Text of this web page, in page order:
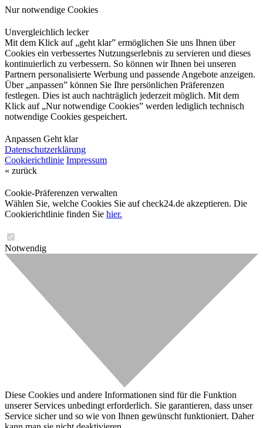
Nur notwendige Cookies
Unvergleichlich lecker
Mit dem Klick auf „geht klar” ermöglichen Sie uns Ihnen über
Cookies ein verbessertes Nutzungserlebnis zu servieren und dieses
kontinuierlich zu verbessern. So können wir Ihnen bei unseren
Partnern personalisierte Werbung und passende Angebote anzeigen.
Über „anpassen” können Sie Ihre persönlichen Präferenzen
festlegen. Dies ist auch nachträglich jederzeit möglich. Mit dem
Klick auf „Nur notwendige Cookies” werden lediglich technisch
notwendige Cookies gespeichert.
Anpassen Geht klar
Datenschutzerklärung
Cookierichtlinie Impressum
« zurück
Cookie-Präferenzen verwalten
Wählen Sie, welche Cookies Sie auf check24.de akzeptieren. Die
Cookierichtlinie finden Sie hier.
Notwendig
Diese Cookies und andere Informationen sind für die Funktion
unserer Services unbedingt erforderlich. Sie garantieren, dass unser
Service sicher und so wie von Ihnen gewünscht funktioniert. Daher